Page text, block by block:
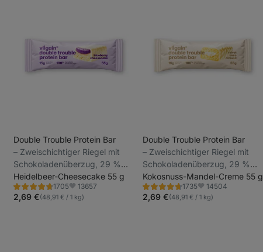
Double Trouble Protein Bar
⁠–⁠ Zweischichtiger Riegel mit
Schokoladenüberzug, 29 %
hochwertiges Eiweiß, ohne
Konservierungsstoffe und
Farbstoffe
Heidelbeer-Cheesecake 55 g
1705
Bewertung
4.7/5,
1705
Favoriten
13657
2,69 €(48,91 € / 1 kg)
Double Trouble Protein Bar
⁠–⁠ Zweischichtiger Riegel mit
Schokoladenüberzug, 29 %
hochwertiges Eiweiß, ohne
Konservierungsstoffe und
Farbstoffe
Kokosnuss-Mandel-Creme 55 g
1735
Bewertung
4.7/5,
1735
Favoriten
14504
2,69 €(48,91 € / 1 kg)